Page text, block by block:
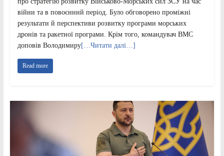
війни та в повоєнний період. Було обговорено проміжні
результати й перспективи розвитку програми морських
дронів та ракетної програми. Крім того, командувач ВМС
доповів Володимиру[…Читати далі…]
Read more